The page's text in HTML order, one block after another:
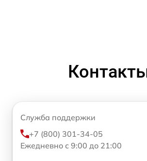
Служба поддержки
+7 (800) 301-34-05
Ежедневно с 9:00 до 21:00